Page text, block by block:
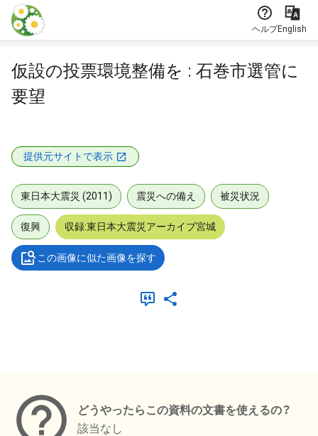
本文に飛ぶ
ヘルプEnglish
仮設の投票環境整備を : 石巻市選管に
要望
提供元サイトで表示
東日本大震災 (2011) 震災への備え 被災状況
復興 収録:東日本大震災アーカイブ宮城
この画像に似た画像を探す
どうやったらこの資料の文書を使えるの？
該当なし